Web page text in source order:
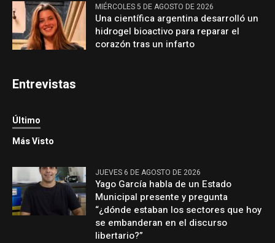
MIÉRCOLES 5 DE AGOSTO DE 2026
Una científica argentina desarrolló un
hidrogel bioactivo para reparar el
corazón tras un infarto
Entrevistas
Último
Más Visto
JUEVES 6 DE AGOSTO DE 2026
Yago García habla de un Estado
Municipal presente y pregunta
“¿dónde estaban los sectores que hoy
se embanderan en el discurso
libertario?”